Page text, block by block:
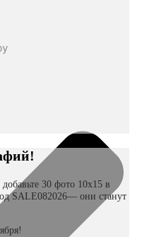
30 фото 10х15 в
SALE082026— они станут